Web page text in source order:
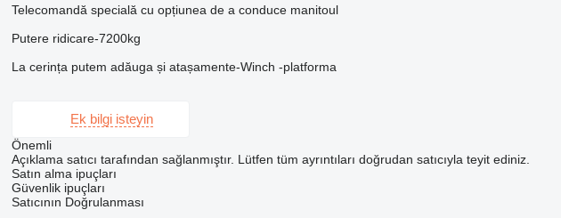
Telecomandă specială cu opțiunea de a conduce manitoul
Putere ridicare-7200kg
La cerința putem adăuga și atașamente-Winch -platforma
Ek bilgi isteyin
Önemli
Açıklama satıcı tarafından sağlanmıştır. Lütfen tüm ayrıntıları doğrudan satıcıyla teyit ediniz.
Satın alma ipuçları
Güvenlik ipuçları
Satıcının Doğrulanması